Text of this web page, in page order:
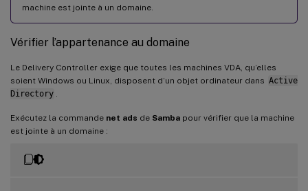
machine est jointe à un domaine.
Vérifier l’appartenance au domaine
Le Delivery Controller exige que toutes les machines VDA, qu’elles
soient Windows ou Linux, disposent d’un objet ordinateur dans Active
Directory
Exécutez la commande net ads de Samba pour vérifier que la machine
est jointe à un domaine :